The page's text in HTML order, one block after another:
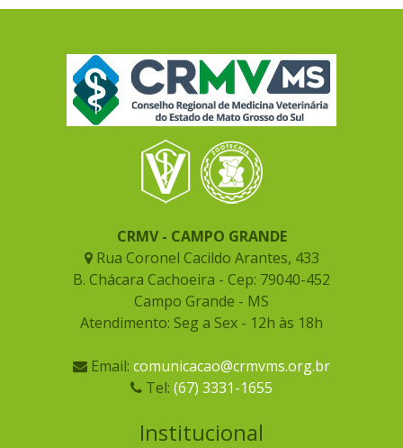
CRMV - CAMPO GRANDE
Rua Coronel Cacildo Arantes, 433
B. Chácara Cachoeira - Cep: 79040-452
Campo Grande - MS
Atendimento: Seg a Sex - 12h às 18h
Email: comunicacao@crmvms.org.br
Tel: (67) 3331-1655
Institucional